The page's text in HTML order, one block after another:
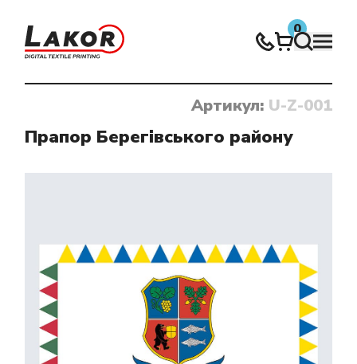
0
Нічого не знайдено
Артикул: U-Z-001
Прапор Берегівського району